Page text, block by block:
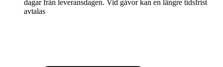
dagar från leveransdagen. Vid gåvor kan en längre tidsfrist
avtalas